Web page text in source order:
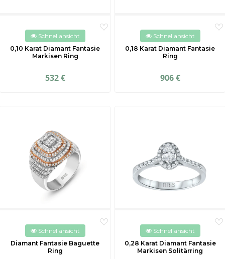
Schnellansicht
0,10 Karat Diamant Fantasie
Markisen Ring
532 €
Schnellansicht
0,18 Karat Diamant Fantasie
Ring
906 €
Schnellansicht
Diamant Fantasie Baguette
Ring
Schnellansicht
0,28 Karat Diamant Fantasie
Markisen Solitärring